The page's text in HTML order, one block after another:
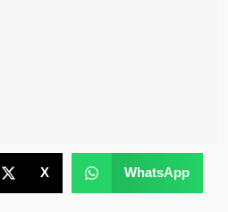
X WhatsApp